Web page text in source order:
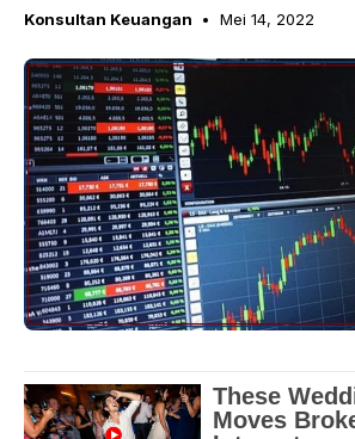
Konsultan Keuangan Mei 14, 2022